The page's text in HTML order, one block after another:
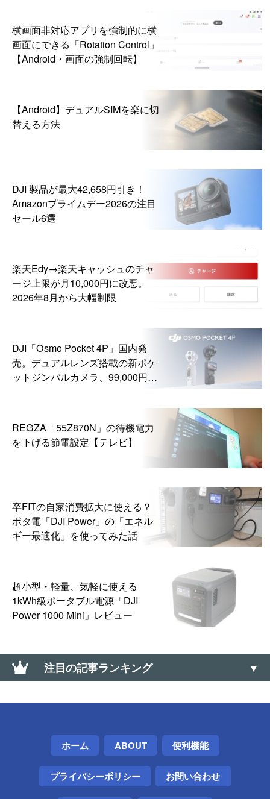
横画面非対応アプリを強制的に横
画面にできる「Rotation Control」
【Android・画面の強制回転】
【Android】デュアルSIMを楽に切
替える方法
DJI 製品が最大42,658円引き！
Amazonプライムデー2026の注目
セール6選
楽天Edy→楽天キャッシュのチャ
ージ上限が月10,000円に改悪。
2026年8月から大幅制限
DJI「Osmo Pocket 4P」国内発
売。デュアルレンズ搭載の新ポケ
ットジンバルカメラ、99,000円か
REGZA「55Z870N」の待機電力
を下げる節電設定【テレビ】
卒FITの自家消費拡大に使える？
ポタ電「DJI Power」の「エネル
ギー最適化」を使ってみた話
超小型・軽量、気軽に使える
1kWh級ポータブル電源「DJI
Power 1000 Mini」レビュー
注目の記事ランキング
確認できるアプリ「LTE回線状況チェッカー」【楽天
モバイル】
「12人の少年が13人になっちゃう画像」のトリック
ホーム ABOUT 便利機能
プライバシーポリシー お問い合わせ